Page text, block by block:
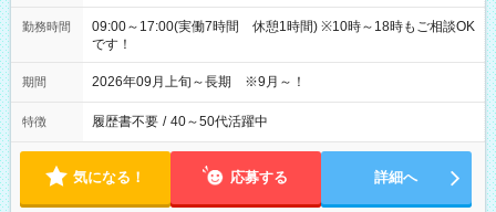
勤務時間
09:00～17:00(実働7時間 休憩1時間) ※10時～18時もご相談OK
です！
期間 2026年09月上旬～長期 ※9月～！
特徴 履歴書不要 / 40～50代活躍中
気になる！ 応募する 詳細へ